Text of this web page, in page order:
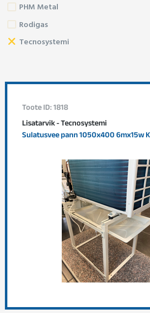
PHM Metal
Rodigas
Tecnosystemi
Toote ID: 1818
Lisatarvik - Tecnosystemi
Sulatusvee pann 1050x400 6mx15w